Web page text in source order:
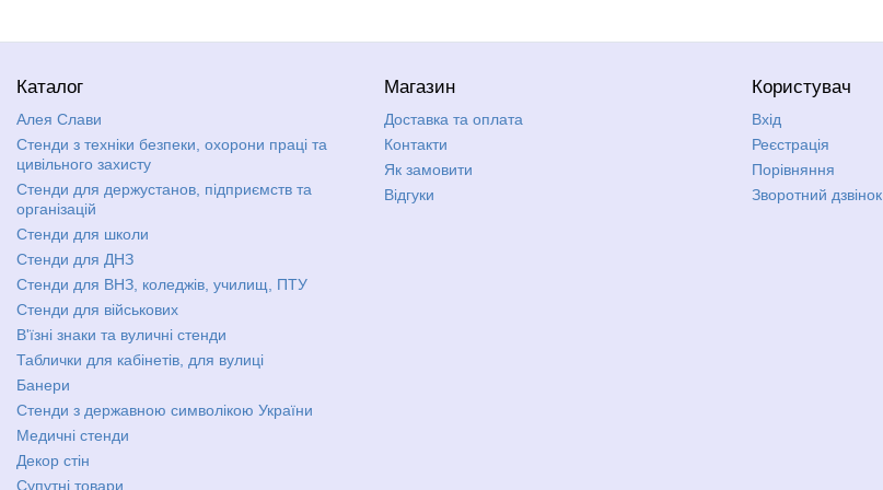
Каталог
Алея Слави
Стенди з техніки безпеки, охорони праці та
цивільного захисту
Стенди для держустанов, підприємств та
організацій
Стенди для школи
Стенди для ДНЗ
Стенди для ВНЗ, коледжів, училищ, ПТУ
Стенди для військових
В'їзні знаки та вуличні стенди
Таблички для кабінетів, для вулиці
Банери
Стенди з державною символікою України
Медичні стенди
Декор стін
Супутні товари
Магазин
Доставка та оплата
Контакти
Як замовити
Відгуки
Користувач
Вхід
Реєстрація
Порівняння
Зворотний дзвінок